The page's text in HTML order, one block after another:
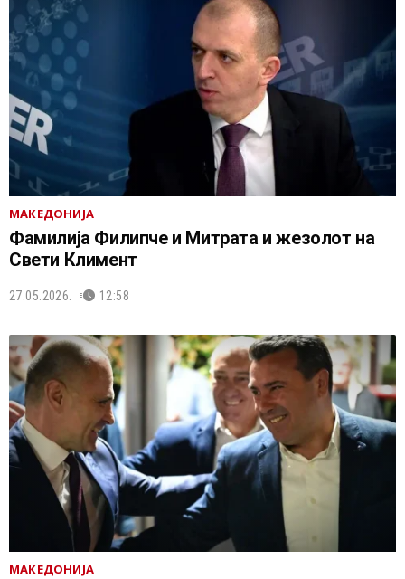
МАКЕДОНИЈА
Фамилија Филипче и Митрата и жезолот на
Свети Климент
27.05.2026. 12:58
МАКЕДОНИЈА